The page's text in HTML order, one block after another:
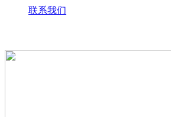
联系我们